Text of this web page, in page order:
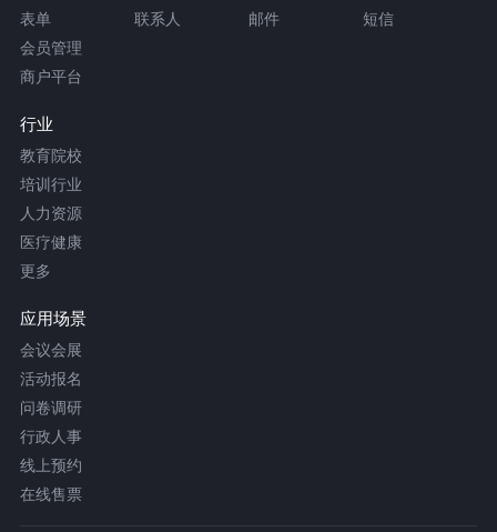
表单 联系人 邮件
短信
会员管理
商户平台
行业
教育院校
培训行业
人力资源
医疗健康
更多
应用场景
会议会展
活动报名
问卷调研
行政人事
线上预约
在线售票